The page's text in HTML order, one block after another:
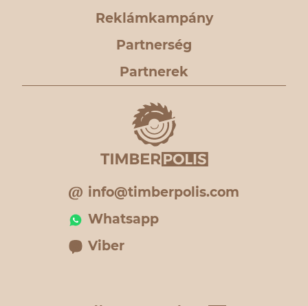
Reklámkampány
Partnerség
Partnerek
info@timberpolis.com
Whatsapp
Viber